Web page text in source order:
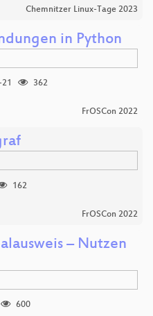
Chemnitzer Linux-Tage 2023
in Python
362
FrOSCon 2022
162
FrOSCon 2022
– Nutzen
600